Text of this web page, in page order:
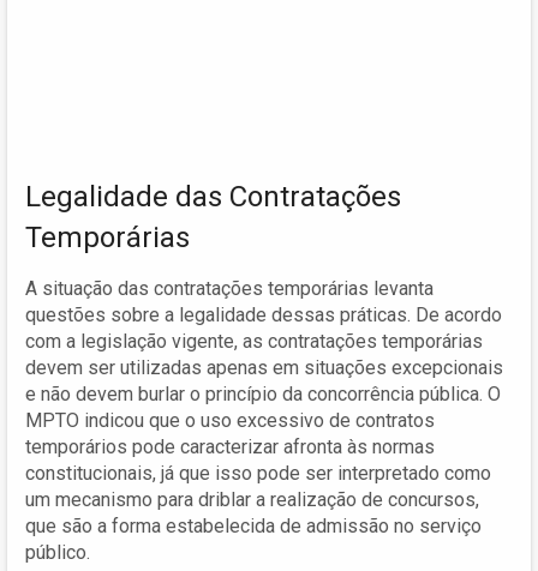
Legalidade das Contratações
Temporárias
A situação das contratações temporárias levanta
questões sobre a legalidade dessas práticas. De acordo
com a legislação vigente, as contratações temporárias
devem ser utilizadas apenas em situações excepcionais
e não devem burlar o princípio da concorrência pública. O
MPTO indicou que o uso excessivo de contratos
temporários pode caracterizar afronta às normas
constitucionais, já que isso pode ser interpretado como
um mecanismo para driblar a realização de concursos,
que são a forma estabelecida de admissão no serviço
público.